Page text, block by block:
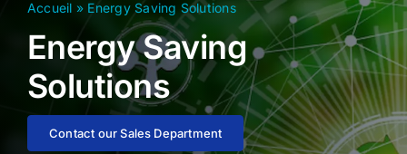
Blog
About us
Contact
Accueil » Energy Saving Solutions
Energy Saving
Solutions
Contact our Sales Department